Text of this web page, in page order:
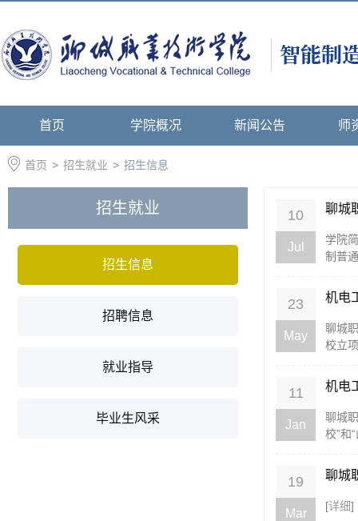
首页 学院概况 新闻公告 师
首页 > 招生就业 > 招生信息
招生就业
招生信息
招聘信息
就业指导
毕业生风采
10
Jul
聊城
学院
制普
23
May
机电
聊城
校立
11
Jan
机电
聊城
校”和
19
Mar
聊城
[详细]